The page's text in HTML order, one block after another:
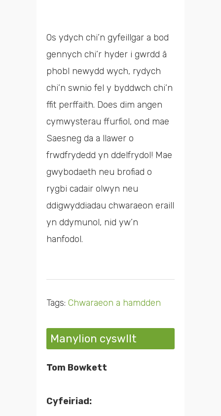
Os ydych chi’n gyfeillgar a bod
gennych chi’r hyder i gwrdd â
phobl newydd wych, rydych
chi’n swnio fel y byddwch chi’n
ffit perffaith. Does dim angen
cymwysterau ffurfiol, ond mae
Saesneg da a llawer o
frwdfrydedd yn ddelfrydol! Mae
gwybodaeth neu brofiad o
rygbi cadair olwyn neu
ddigwyddiadau chwaraeon eraill
yn ddymunol, nid yw’n
hanfodol.
Tags: Chwaraeon a hamdden
Manylion cyswllt
Tom Bowkett
Cyfeiriad: